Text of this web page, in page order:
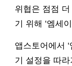
위협은 점점
기 위해 ‘엠세
앱스토어에서
기 설정을 따